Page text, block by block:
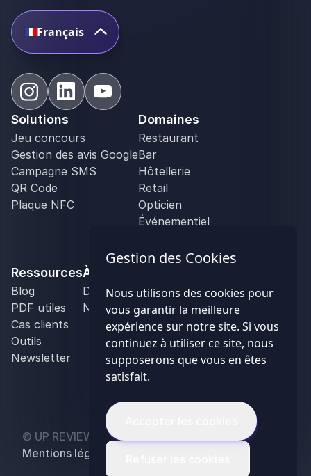
Français
Solutions
Jeu concours
Gestion des avis Google
Campagne SMS
QR Code
Plaque NFC
Domaines
Restaurant
Bar
Hôtellerie
Retail
Opticien
Événementiel
Agence de communication
Ressources
Blog
PDF utiles
Cas clients
Outils
Newsletter
À propos
Demander une démo
Nous contacter
© UP REVIEW 2026 - Tous droits réservés
Mentions légales
Gestion des Cookies
Nous utilisons des cookies pour
vous garantir la meilleure
expérience sur notre site. Si vous
continuez à utiliser ce site, nous
supposerons que vous en êtes
satisfait.